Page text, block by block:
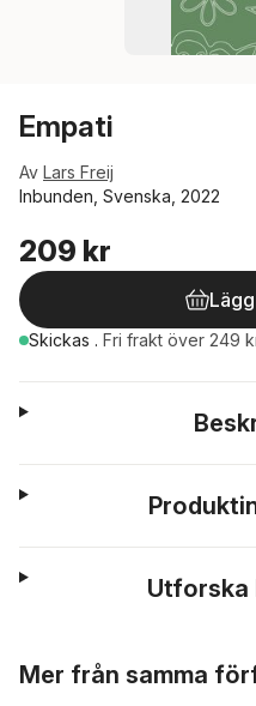
Empati
Av Lars Freij
Inbunden, Svenska, 2022
209 kr
Skickas . Fri frakt över 249
Utforska
Mer från samma